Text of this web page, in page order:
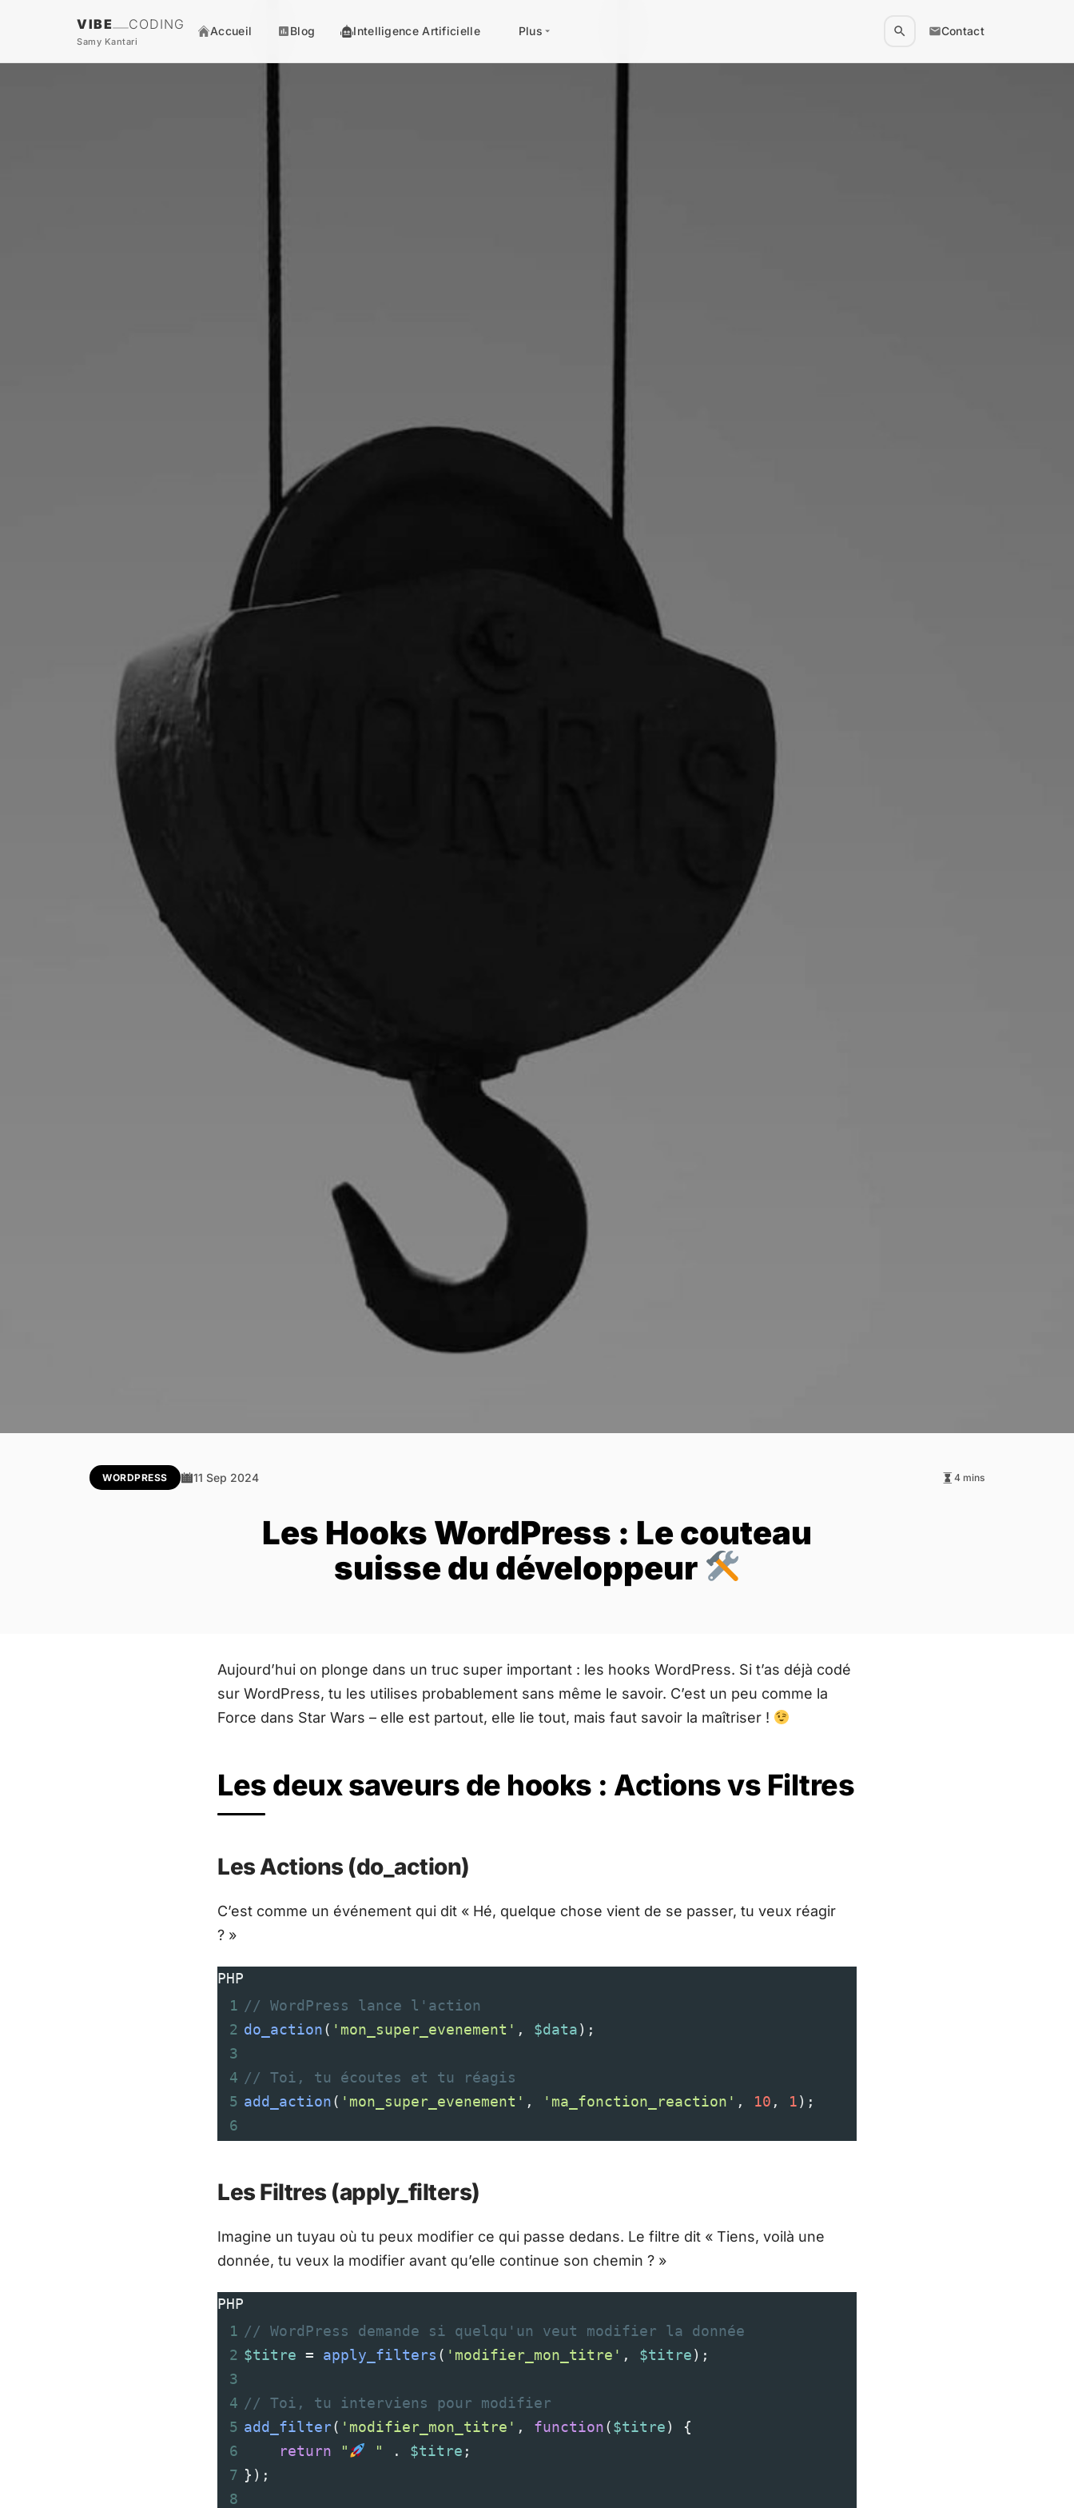
VIBE CODING
Samy Kantari
Accueil Blog Intelligence Artificielle Plus Contact
WORDPRESS 11 Sep 2024 4 mins
Les Hooks WordPress : Le couteau
suisse du développeur
Aujourd’hui on plonge dans un truc super important : les hooks WordPress. Si t’as déjà codé
sur WordPress, tu les utilises probablement sans même le savoir. C’est un peu comme la
Force dans Star Wars – elle est partout, elle lie tout, mais faut savoir la maîtriser !
Les deux saveurs de hooks : Actions vs Filtres
Les Actions (do_action)
C’est comme un événement qui dit « Hé, quelque chose vient de se passer, tu veux réagir
? »
PHP
1 // WordPress lance l'action
2 do_action( 'mon_super_evenement' , $data);
3
4 // Toi, tu écoutes et tu réagis
5 add_action( 'mon_super_evenement' , 'ma_fonction_reaction' , 10 , 1);
6
Les Filtres (apply_filters)
Imagine un tuyau où tu peux modifier ce qui passe dedans. Le filtre dit « Tiens, voilà une
donnée, tu veux la modifier avant qu’elle continue son chemin ? »
PHP
1 // WordPress demande si quelqu'un veut modifier la donnée
2 $titre = apply_filters ( 'modifier_mon_titre' , $titre);
3
4 // Toi, tu interviens pour modifier
5 add_filter( 'modifier_mon_titre' , function($titre) {
6
return " " . $titre ;
7 });
8